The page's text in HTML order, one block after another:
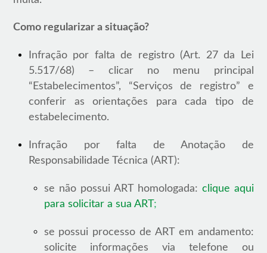
Como regularizar a situação?
Infração por falta de registro (Art. 27 da Lei
5.517/68) – clicar no menu principal
“Estabelecimentos”, “Serviços de registro” e
conferir as orientações para cada tipo de
estabelecimento.
Infração por falta de Anotação de
Responsabilidade Técnica (ART):
se não possui ART homologada: clique aqui
para solicitar a sua ART;
se possui processo de ART em andamento:
solicite informações via telefone ou